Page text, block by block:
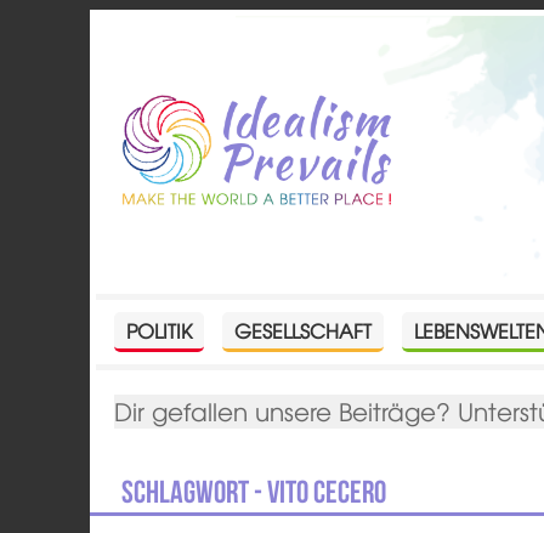
POLITIK GESELLSCHAFT
Dir gefallen unsere Beiträge?
Schlagwort - Vito Cecero